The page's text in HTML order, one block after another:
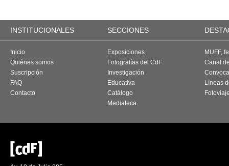
INSTITUCIONALES SECCIONES
Inicio
Quiénes somos
Suscripción
FAQ
Contacto
Exposiciones
Fotografías del CdF
Investigación
Educativa
Catálogo
Mediateca
MUFF,
Canal
Líneas